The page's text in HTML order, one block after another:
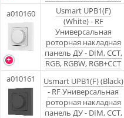
a010160
Usmart UPB1(F)
(White) - RF
Универсальная
роторная накладная
панель ДУ - DIM, CCT,
RGB, RGBW, RGB+CCT
a010161
Usmart UPB1(F) (Black)
- RF Универсальная
роторная накладная
панель ДУ - DIM, CCT,